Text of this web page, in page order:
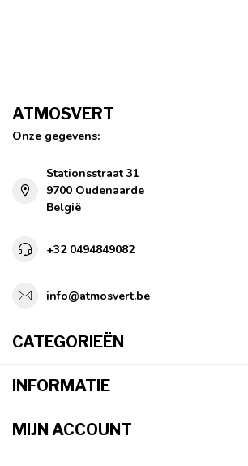
ATMOSVERT
Onze gegevens:
Stationsstraat 31
9700 Oudenaarde
België
+32 0494849082
info@atmosvert.be
CATEGORIEËN
INFORMATIE
MIJN ACCOUNT